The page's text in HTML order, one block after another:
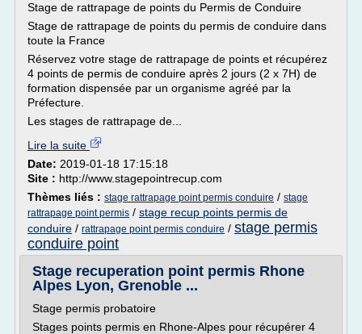
Stage de rattrapage de points du Permis de Conduire
Stage de rattrapage de points du permis de conduire dans
toute la France
Réservez votre stage de rattrapage de points et récupérez
4 points de permis de conduire après 2 jours (2 x 7H) de
formation dispensée par un organisme agréé par la
Préfecture.
Les stages de rattrapage de...
Lire la suite
Date: 2019-01-18 17:15:18
Site : http://www.stagepointrecup.com
Thèmes liés : stage rattrapage point permis conduire / stage
rattrapage point permis / stage recup points permis de
conduire / rattrapage point permis conduire / stage permis
conduire point
Stage recuperation point permis Rhone
Alpes Lyon, Grenoble ...
Stage permis probatoire
Stages points permis en Rhone-Alpes pour récupérer 4